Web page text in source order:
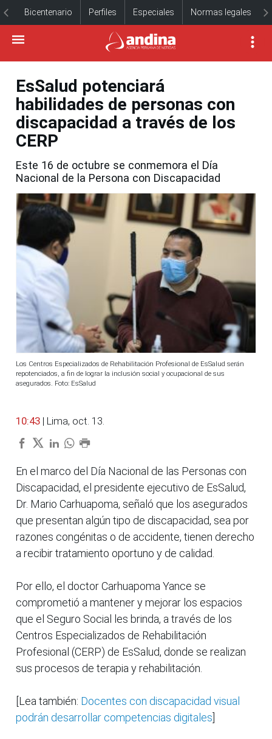
Bicentenario Perfiles Especiales Normas legales
EsSalud potenciará
habilidades de personas con
discapacidad a través de los
CERP
Este 16 de octubre se conmemora el Día
Nacional de la Persona con Discapacidad
Los Centros Especializados de Rehabilitación Profesional de EsSalud serán
repotenciados, a fin de lograr la inclusión social y ocupacional de sus
asegurados. Foto: EsSalud
10:43 | Lima, oct. 13.
En el marco del Día Nacional de las Personas con
Discapacidad, el presidente ejecutivo de EsSalud,
Dr. Mario Carhuapoma, señaló que los asegurados
que presentan algún tipo de discapacidad, sea por
razones congénitas o de accidente, tienen derecho
a recibir tratamiento oportuno y de calidad.
Por ello, el doctor Carhuapoma Yance se
comprometió a mantener y mejorar los espacios
que el Seguro Social les brinda, a través de los
Centros Especializados de Rehabilitación
Profesional (CERP) de EsSalud, donde se realizan
sus procesos de terapia y rehabilitación.
[Lea también: Docentes con discapacidad visual
podrán desarrollar competencias digitales